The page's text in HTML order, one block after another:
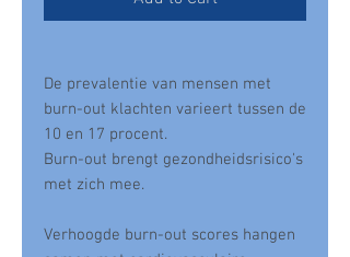
De prevalentie van mensen met
burn-out klachten varieert tussen de
10 en 17 procent.
Burn-out brengt gezondheidsrisico's
met zich mee.
Verhoogde burn-out scores hangen